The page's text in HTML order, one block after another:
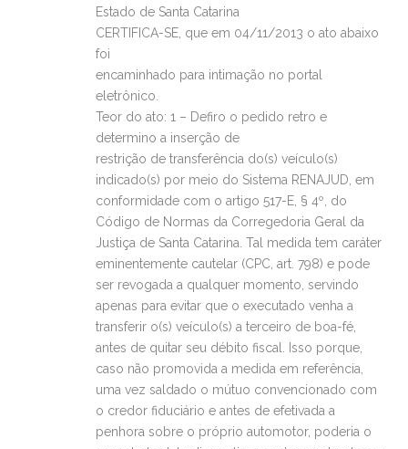
Estado de Santa Catarina
CERTIFICA-SE, que em 04/11/2013 o ato abaixo
foi
encaminhado para intimação no portal
eletrônico.
Teor do ato: 1 – Defiro o pedido retro e
determino a inserção de
restrição de transferência do(s) veículo(s)
indicado(s) por meio do Sistema RENAJUD, em
conformidade com o artigo 517-E, § 4º, do
Código de Normas da Corregedoria Geral da
Justiça de Santa Catarina. Tal medida tem caráter
eminentemente cautelar (CPC, art. 798) e pode
ser revogada a qualquer momento, servindo
apenas para evitar que o executado venha a
transferir o(s) veículo(s) a terceiro de boa-fé,
antes de quitar seu débito fiscal. Isso porque,
caso não promovida a medida em referência,
uma vez saldado o mútuo convencionado com
o credor fiduciário e antes de efetivada a
penhora sobre o próprio automotor, poderia o